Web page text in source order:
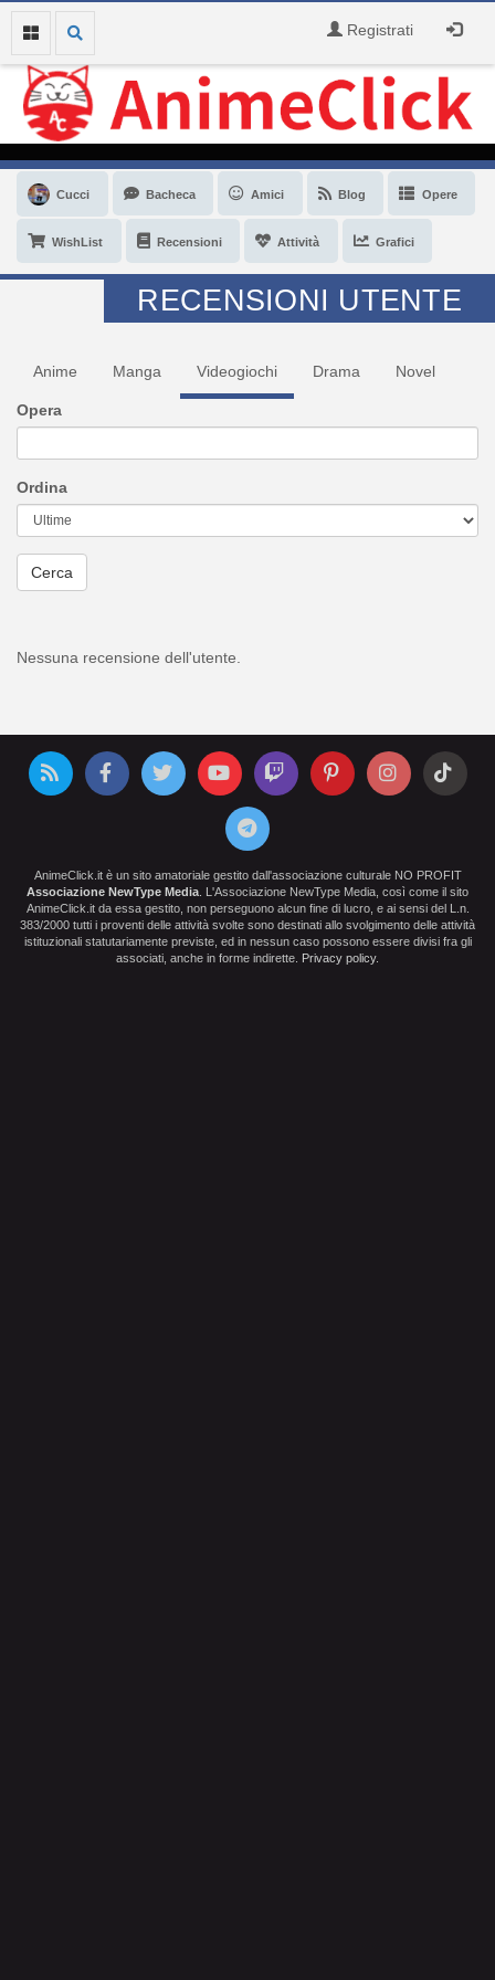
Registrati
Cucci Bacheca Amici Blog Opere
WishList Recensioni Attività Grafici
RECENSIONI UTENTE
Anime Manga Videogiochi Drama Novel
Opera
Ordina
Cerca
Nessuna recensione dell'utente.
AnimeClick.it è un sito amatoriale gestito dall'associazione culturale NO PROFIT
Associazione NewType Media . L'Associazione NewType Media, così come il sito
AnimeClick.it da essa gestito, non perseguono alcun fine di lucro, e ai sensi del L.n.
383/2000 tutti i proventi delle attività svolte sono destinati allo svolgimento delle attività
istituzionali statutariamente previste, ed in nessun caso possono essere divisi fra gli
associati, anche in forme indirette. Privacy policy.